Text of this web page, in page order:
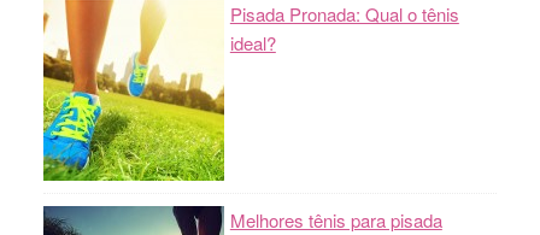
Pisada Pronada: Qual o tênis
ideal?
Melhores tênis para pisada